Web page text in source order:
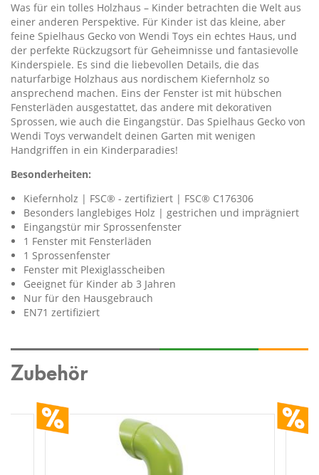
Was für ein tolles Holzhaus – Kinder betrachten die Welt aus
einer anderen Perspektive. Für Kinder ist das kleine, aber
feine Spielhaus Gecko von Wendi Toys ein echtes Haus, und
der perfekte Rückzugsort für Geheimnisse und fantasievolle
Kinderspiele. Es sind die liebevollen Details, die das
naturfarbige Holzhaus aus nordischem Kiefernholz so
ansprechend machen. Eins der Fenster ist mit hübschen
Fensterläden ausgestattet, das andere mit dekorativen
Sprossen, wie auch die Eingangstür. Das Spielhaus Gecko von
Wendi Toys verwandelt deinen Garten mit wenigen
Handgriffen in ein Kinderparadies!
Besonderheiten:
Kiefernholz | FSC® - zertifiziert | FSC® C176306
Besonders langlebiges Holz | gestrichen und imprägniert
Eingangstür mir Sprossenfenster
1 Fenster mit Fensterläden
1 Sprossenfenster
Fenster mit Plexiglasscheiben
Geeignet für Kinder ab 3 Jahren
Nur für den Hausgebrauch
EN71 zertifiziert
Zubehör